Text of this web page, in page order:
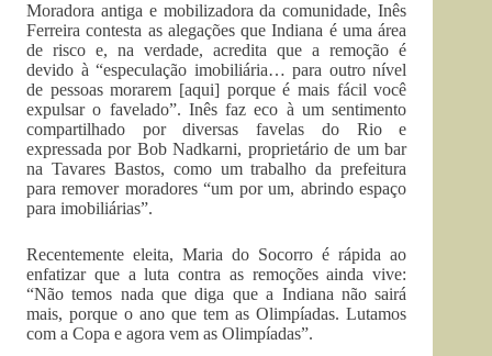
Moradora antiga e mobilizadora da comunidade, Inês
Ferreira contesta as alegações que Indiana é uma área
de risco e, na verdade, acredita que a remoção é
devido à “especulação imobiliária… para outro nível
de pessoas morarem [aqui] porque é mais fácil você
expulsar o favelado”. Inês faz eco à um sentimento
compartilhado por diversas favelas do Rio e
expressada por Bob Nadkarni, proprietário de um bar
na Tavares Bastos, como um trabalho da prefeitura
para remover moradores “um por um, abrindo espaço
para imobiliárias”.
Recentemente eleita, Maria do Socorro é rápida ao
enfatizar que a luta contra as remoções ainda vive:
“Não temos nada que diga que a Indiana não sairá
mais, porque o ano que temas Olimpíadas. Lutamos
com a Copa e agora vem as Olimpíadas”.